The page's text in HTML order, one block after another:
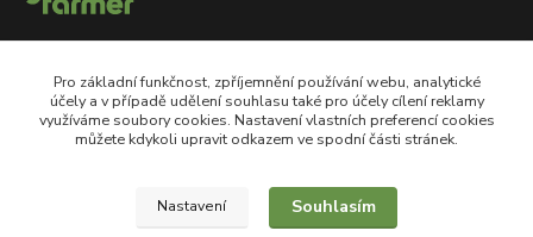
+420 605 550 660
Po-Pá, 8-18 hod
shop@goodfarmer.cz
Pro základní funkčnost, zpříjemnění používání webu, analytické
účely a v případě udělení souhlasu také pro účely cílení reklamy
využíváme soubory cookies. Nastavení vlastních preferencí cookies
můžete kdykoli upravit odkazem ve spodní části stránek.
Nastavení Souhlasím